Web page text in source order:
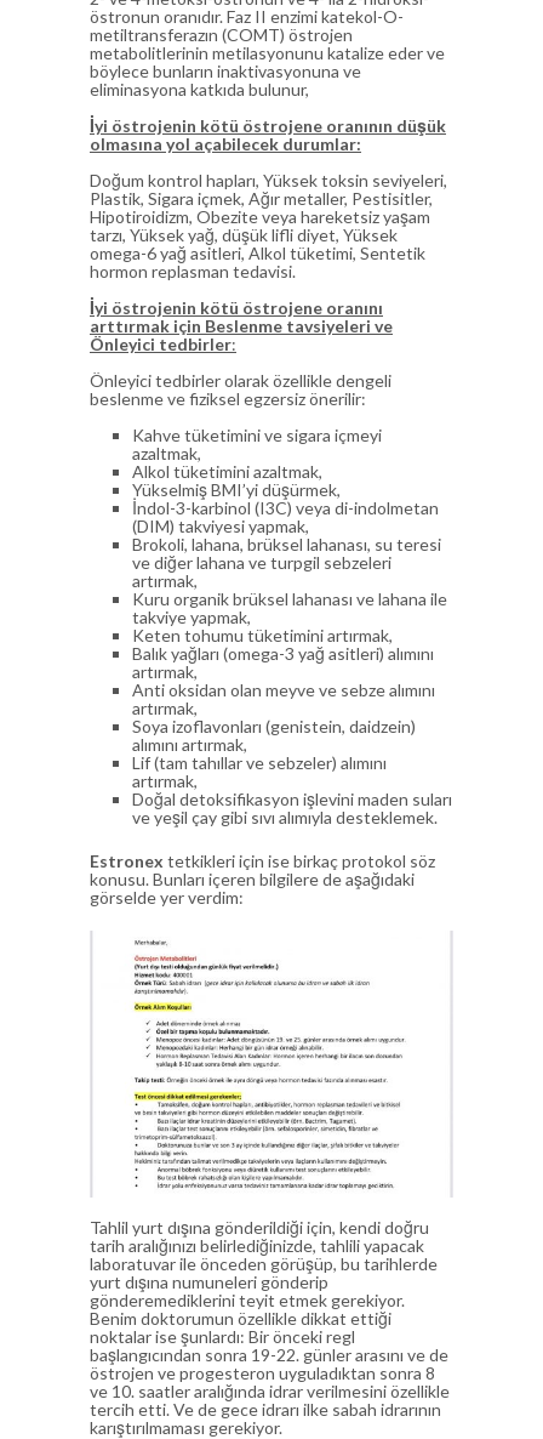
östronun oranıdır. Faz II enzimi katekol-O-
metiltransferazın (COMT) östrojen
metabolitlerinin metilasyonunu katalize eder ve
böylece bunların inaktivasyonuna ve
eliminasyona katkıda bulunur,
İyi östrojenin kötü östrojene oranının düşük
olmasına yol açabilecek durumlar:
Doğum kontrol hapları, Yüksek toksin seviyeleri,
Plastik, Sigara içmek, Ağır metaller, Pestisitler,
Hipotiroidizm, Obezite veya hareketsiz yaşam
tarzı, Yüksek yağ, düşük lifli diyet, Yüksek
omega-6 yağ asitleri, Alkol tüketimi, Sentetik
hormon replasman tedavisi.
İyi östrojenin kötü östrojene oranını
arttırmak için Beslenme tavsiyeleri ve
Önleyici tedbirler:
Önleyici tedbirler olarak özellikle dengeli
beslenme ve fiziksel egzersiz önerilir:
Kahve tüketimini ve sigara içmeyi
azaltmak,
Alkol tüketimini azaltmak,
Yükselmiş BMI’yi düşürmek,
İndol-3-karbinol (I3C) veya di-indolmetan
(DIM) takviyesi yapmak,
Brokoli, lahana, brüksel lahanası, su teresi
ve diğer lahana ve turpgil sebzeleri
artırmak,
Kuru organik brüksel lahanası ve lahana ile
takviye yapmak,
Keten tohumu tüketimini artırmak,
Balık yağları (omega-3 yağ asitleri) alımını
artırmak,
Anti oksidan olan meyve ve sebze alımını
artırmak,
Soya izoflavonları (genistein, daidzein)
alımını artırmak,
Lif (tam tahıllar ve sebzeler) alımını
artırmak,
Doğal detoksifikasyon işlevini maden suları
ve yeşil çay gibi sıvı alımıyla desteklemek.
Estronex tetkikleri için ise birkaç protokol söz
konusu. Bunları içeren bilgilere de aşağıdaki
görselde yer verdim:
Tahlil yurt dışına gönderildiği için, kendi doğru
tarih aralığınızı belirlediğinizde, tahlili yapacak
laboratuvar ile önceden görüşüp, bu tarihlerde
yurt dışına numuneleri gönderip
gönderemediklerini teyit etmek gerekiyor.
Benim doktorumun özellikle dikkat ettiği
noktalar ise şunlardı: Bir önceki regl
başlangıcından sonra 19-22. günler arasını ve de
östrojen ve progesteron uyguladıktan sonra 8
ve 10. saatler aralığında idrar verilmesini özellikle
tercih etti. Ve de gece idrarı ilke sabah idrarının
karıştırılmaması gerekiyor.